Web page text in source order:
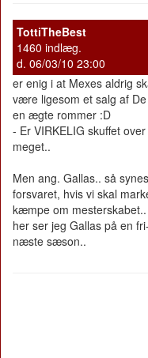
TottiTheBest
1460 indlæg.
d. 06/03/10 23:00
er enig i at Mexes aldrig
være ligesom et salg af
en ægte rommer :D
- Er VIRKELIG skuffet
meget..
Men ang. Gallas.. så
forsvaret, hvis vi skal
kæmpe om
her ser jeg Gallas på en
næste sæson..